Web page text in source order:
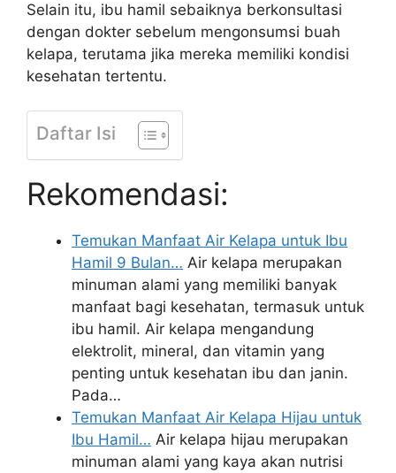
Selain itu, ibu hamil sebaiknya berkonsultasi
dengan dokter sebelum mengonsumsi buah
kelapa, terutama jika mereka memiliki kondisi
kesehatan tertentu.
Daftar Isi
Rekomendasi:
Temukan Manfaat Air Kelapa untuk Ibu
Hamil 9 Bulan… Air kelapa merupakan
minuman alami yang memiliki banyak
manfaat bagi kesehatan, termasuk untuk
ibu hamil. Air kelapa mengandung
elektrolit, mineral, dan vitamin yang
penting untuk kesehatan ibu dan janin.
Pada…
Temukan Manfaat Air Kelapa Hijau untuk
Ibu Hamil… Air kelapa hijau merupakan
minuman alami yang kaya akan nutrisi